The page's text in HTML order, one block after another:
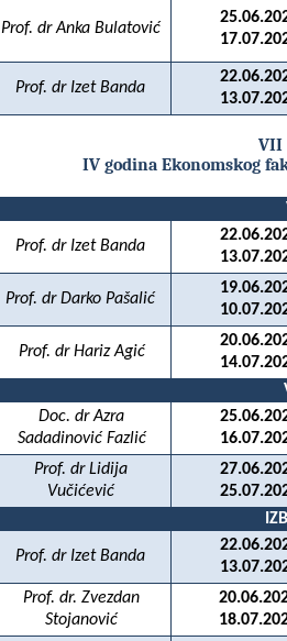
Prof. dr Anka Bulatović
Prof. dr Izet Banda
VII
IV godina Ekonomskog
Prof. dr Izet Banda
Prof. dr Darko Pašalić
Prof. dr Hariz Agić
Doc. dr Azra
Sadadinović Fazlić
Prof. dr Lidija
Vučićević
Prof. dr Izet Banda
Prof. dr. Zvezdan
Stojanović